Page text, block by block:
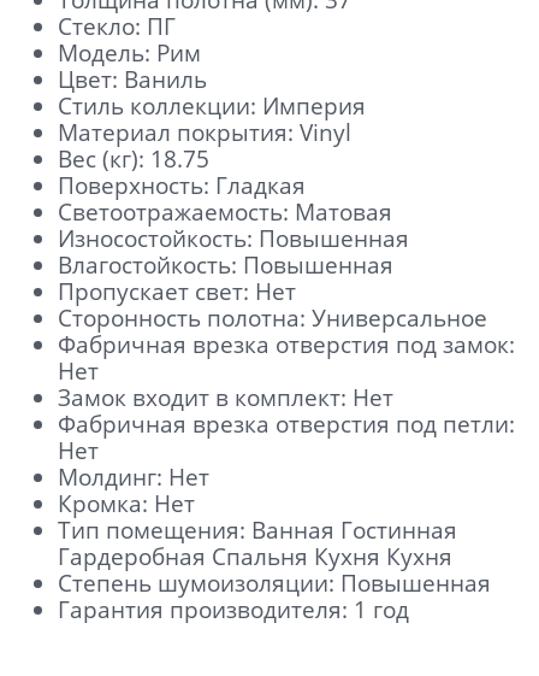
Стекло: ПГ
Модель: Рим
Цвет: Ваниль
Стиль коллекции: Империя
Материал покрытия: Vinyl
Вес (кг): 18.75
Поверхность: Гладкая
Светоотражаемость: Матовая
Износостойкость: Повышенная
Влагостойкость: Повышенная
Пропускает свет: Нет
Сторонность полотна: Универсальное
Фабричная врезка отверстия под замок:
Нет
Замок входит в комплект: Нет
Фабричная врезка отверстия под петли:
Нет
Молдинг: Нет
Кромка: Нет
Тип помещения: Ванная Гостинная
Гардеробная Спальня Кухня Кухня
Степень шумоизоляции: Повышенная
Гарантия производителя: 1 год
Нажимая кнопку «Отправить», Вы
соглашаетесь с политикой обработки
персональных данных